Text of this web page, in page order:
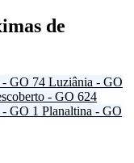
de
- GO 74 Luziânia - GO
- GO 624
- GO 1 Planaltina - GO